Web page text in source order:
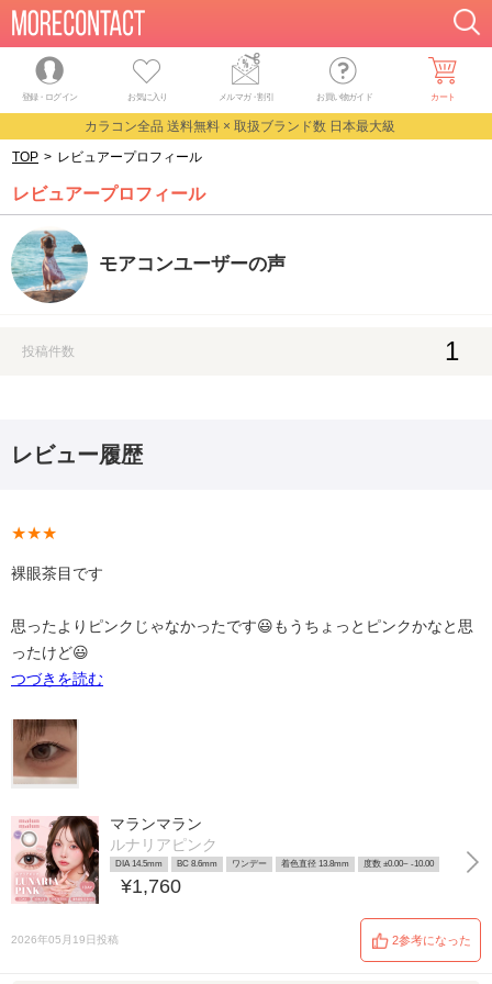
登録・ログイン お気に入り メルマガ・割引 お買い物ガイド カート
カラコン全品 送料無料 × 取扱ブランド数 日本最大級
TOP > レビュアープロフィール
レビュアープロフィール
モアコンユーザーの声
投稿件数 1
レビュー履歴
★★★
裸眼茶目です
思ったよりピンクじゃなかったです😃もうちょっとピンクかなと思
ったけど😃
つづきを読む
マランマラン
ルナリアピンク
DIA 14.5mm BC 8.6mm ワンデー 着色直径 13.8mm 度数 ±0.00~ -10.00
¥1,760
2026年05月19日投稿 2参考になった